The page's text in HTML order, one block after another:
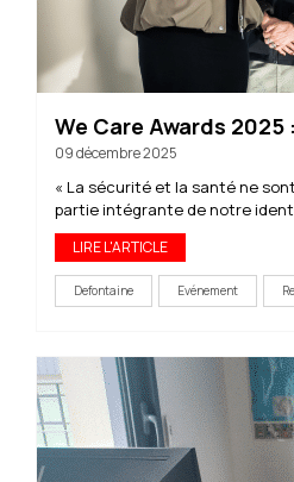
We Care Awards 2025
09 décembre 2025
« La sécurité et la santé ne
partie intégrante de notre
LIRE L'ARTICLE
Defontaine Evénement